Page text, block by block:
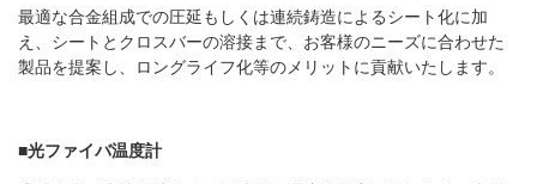
最適な合金組成での圧延もしくは連続鋳造によるシート化に加
え、シートとクロスバーの溶接まで、お客様のニーズに合わせた
製品を提案し、ロングライフ化等のメリットに貢献いたします。
■光ファイバ温度計